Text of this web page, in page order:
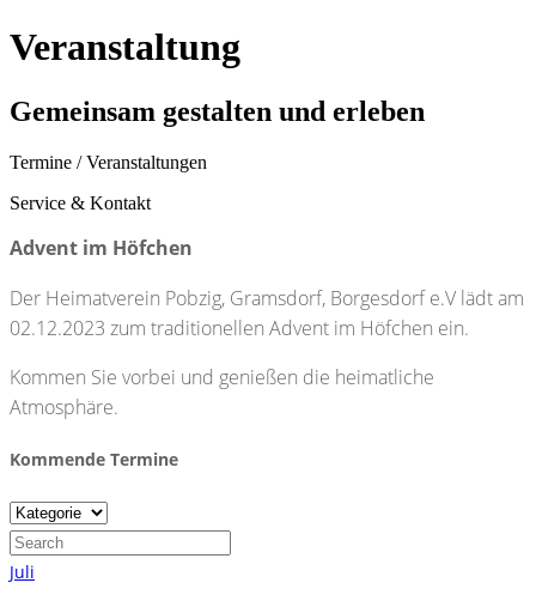
Veranstaltung
Gemeinsam gestalten und erleben
Termine / Veranstaltungen
Service & Kontakt
Advent im Höfchen
Der Heimatverein Pobzig, Gramsdorf, Borgesdorf e.V lädt am
02.12.2023 zum traditionellen Advent im Höfchen ein.
Kommen Sie vorbei und genießen die heimatliche
Atmosphäre.
Kommende Termine
Juli